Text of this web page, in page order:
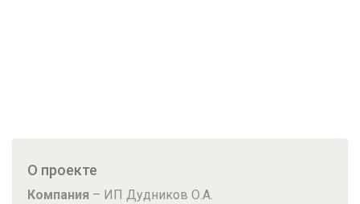
О проекте
Компания – ИП Дудников О.А.